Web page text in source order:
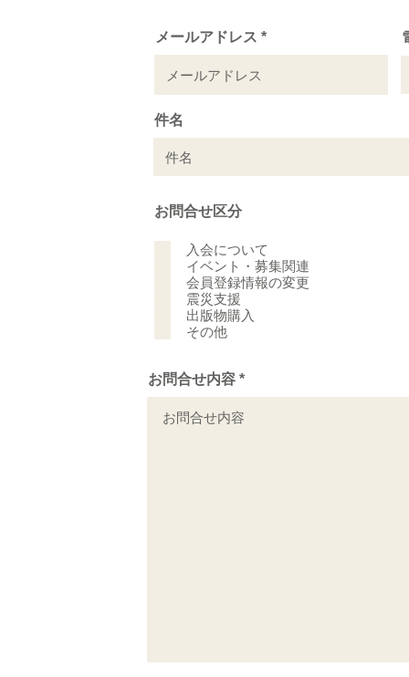
メールアドレス
件名
お問合せ区分
入会について
イベント・募集関連
会員登録情報の変更
震災支援
出版物購入
その他
お問合せ内容